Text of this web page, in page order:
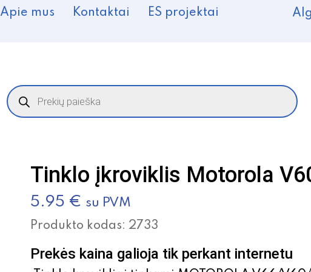
Apie mus Kontaktai ES projektai
Products
search
Tinklo įkroviklis Motorola
5.95 € su PVM
Produkto kodas: 2733
Prekės kaina galioja tik perkant internetu